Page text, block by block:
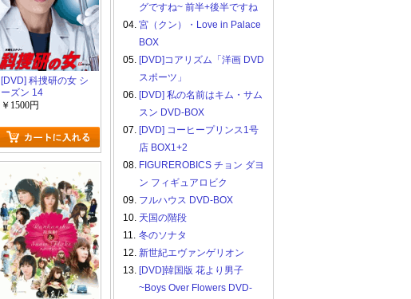
[DVD] 科捜研の女 シ
ーズン 14
￥1500円
グですね~ 前半+後半ですね
04. 宮（クン）・Love in Palace
BOX
05. [DVD]コアリズム「洋画 DVD
スポーツ」
06. [DVD] 私の名前はキム・サム
スン DVD-BOX
07. [DVD] コーヒープリンス1号
店 BOX1+2
08. FIGUREROBICS チョン ダヨ
ン フィギュアロビク
09. フルハウス DVD-BOX
10. 天国の階段
11. 冬のソナタ
12. 新世紀エヴァンゲリオン
13. [DVD]韓国版 花より男子
~Boys Over Flowers DVD-